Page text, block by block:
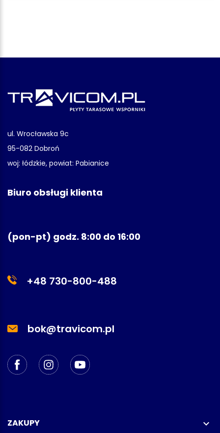
ul. Wrocławska 9c
95-082 Dobroń
woj: łódzkie, powiat: Pabianice
Biuro obsługi klienta
(pon-pt) godz. 8:00 do 16:00
+48 730-800-488
bok@travicom.pl
ZAKUPY 